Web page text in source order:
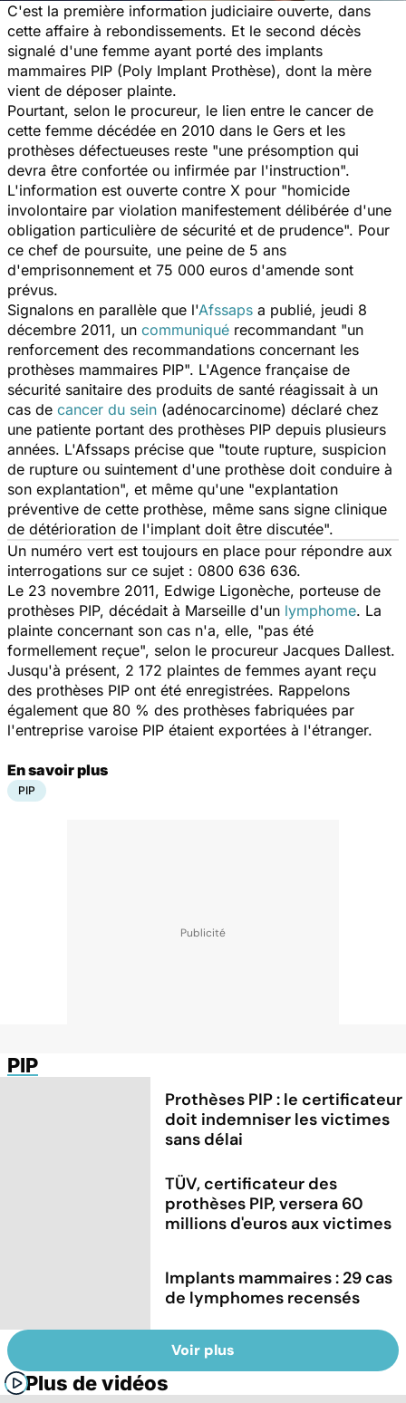
C'est la première information judiciaire ouverte, dans
cette affaire à rebondissements. Et le second décès
signalé d'une femme ayant porté des implants
mammaires PIP (Poly Implant Prothèse), dont la mère
vient de déposer plainte.
Pourtant, selon le procureur, le lien entre le cancer de
cette femme décédée en 2010 dans le Gers et les
prothèses défectueuses reste "une présomption qui
devra être confortée ou infirmée par l'instruction".
L'information est ouverte contre X pour "homicide
involontaire par violation manifestement délibérée d'une
obligation particulière de sécurité et de prudence". Pour
ce chef de poursuite, une peine de 5 ans
d'emprisonnement et 75 000 euros d'amende sont
prévus.
Signalons en parallèle que l'Afssaps a publié, jeudi 8
décembre 2011, un communiqué recommandant "un
renforcement des recommandations concernant les
prothèses mammaires PIP". L'Agence française de
sécurité sanitaire des produits de santé réagissait à un
cas de cancer du sein (adénocarcinome) déclaré chez
une patiente portant des prothèses PIP depuis plusieurs
années. L'Afssaps précise que "toute rupture, suspicion
de rupture ou suintement d'une prothèse doit conduire à
son explantation", et même qu'une "explantation
préventive de cette prothèse, même sans signe clinique
de détérioration de l'implant doit être discutée".
Un numéro vert est toujours en place pour répondre aux
interrogations sur ce sujet : 0800 636 636.
Le 23 novembre 2011, Edwige Ligonèche, porteuse de
prothèses PIP, décédait à Marseille d'un lymphome. La
plainte concernant son cas n'a, elle, "pas été
formellement reçue", selon le procureur Jacques Dallest.
Jusqu'à présent, 2 172 plaintes de femmes ayant reçu
des prothèses PIP ont été enregistrées. Rappelons
également que 80 % des prothèses fabriquées par
l'entreprise varoise PIP étaient exportées à l'étranger.
En savoir plus
PIP
PIP
Prothèses PIP : le certificateur
doit indemniser les victimes
sans délai
TÜV, certificateur des
prothèses PIP, versera 60
millions d'euros aux victimes
Implants mammaires : 29 cas
de lymphomes recensés
Voir plus
Plus de vidéos